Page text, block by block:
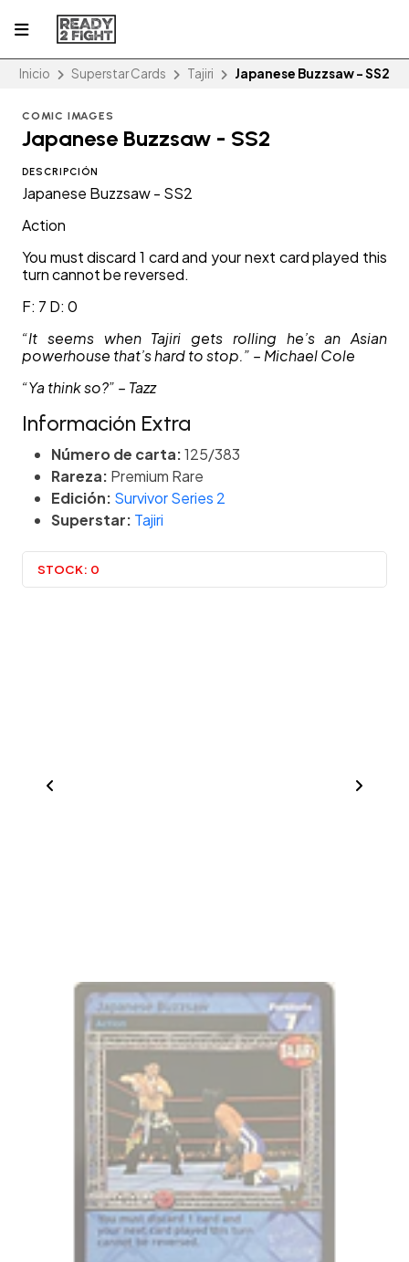
Inicio Superstar Cards Tajiri Japanese Buzzsaw - SS2
COMIC IMAGES
Japanese Buzzsaw - SS2
DESCRIPCIÓN
Japanese Buzzsaw - SS2
Action
You must discard 1 card and your next card played this
turn cannot be reversed.
F: 7 D: 0
“It seems when Tajiri gets rolling he’s an Asian
powerhouse that’s hard to stop.” – Michael Cole
“Ya think so?” – Tazz
Información Extra
Número de carta:125/383
Rareza: Premium Rare
Edición: Survivor Series 2
Superstar: Tajiri
STOCK: 0